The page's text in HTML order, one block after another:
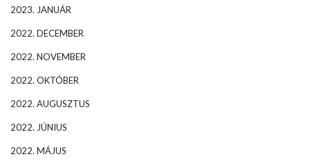
2023. JANUÁR
2022. DECEMBER
2022. NOVEMBER
2022. OKTÓBER
2022. AUGUSZTUS
2022. JÚNIUS
2022. MÁJUS